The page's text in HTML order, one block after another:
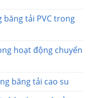
tải PVC trong
hoạt động chuyển
băng tải cao su